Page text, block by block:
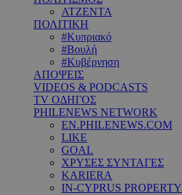
ΑΤΖΕΝΤΑ
ΠΟΛΙΤΙΚΗ
#Κυπριακό
#Βουλή
#Κυβέρνηση
ΑΠΟΨΕΙΣ
VIDEOS & PODCASTS
TV ΟΔΗΓΟΣ
PHILENEWS NETWORK
EN.PHILENEWS.COM
LIKE
GOAL
ΧΡΥΣΕΣ ΣΥΝΤΑΓΕΣ
KARIERA
IN-CYPRUS PROPERTY